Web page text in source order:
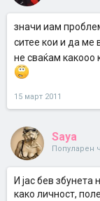
значи иам
ситее кои и да ме
не сваќам какооо
15 март 2011
Saya
Популарен
И јас бев
како личност,